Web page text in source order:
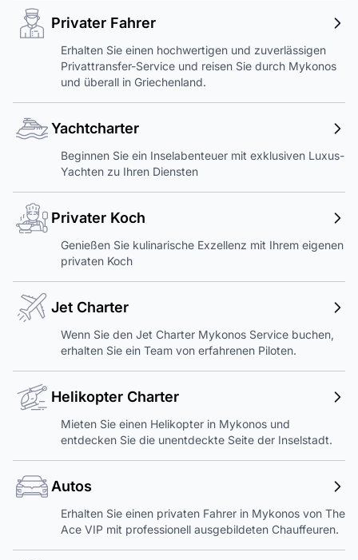
Privater Fahrer
Erhalten Sie einen hochwertigen und zuverlässigen
Privattransfer-Service und reisen Sie durch Mykonos
und überall in Griechenland.
Yachtcharter
Beginnen Sie ein Inselabenteuer mit exklusiven Luxus-
Yachten zu Ihren Diensten
Privater Koch
Genießen Sie kulinarische Exzellenz mit Ihrem eigenen
privaten Koch
Jet Charter
Wenn Sie den Jet Charter Mykonos Service buchen,
erhalten Sie ein Team von erfahrenen Piloten.
Helikopter Charter
Mieten Sie einen Helikopter in Mykonos und
entdecken Sie die unentdeckte Seite der Inselstadt.
Autos
Erhalten Sie einen privaten Fahrer in Mykonos von The
Ace VIP mit professionell ausgebildeten Chauffeuren.